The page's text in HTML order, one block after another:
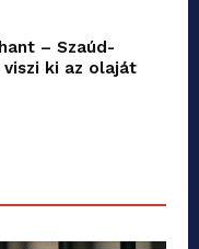
– Szaúd-
ki az olaját